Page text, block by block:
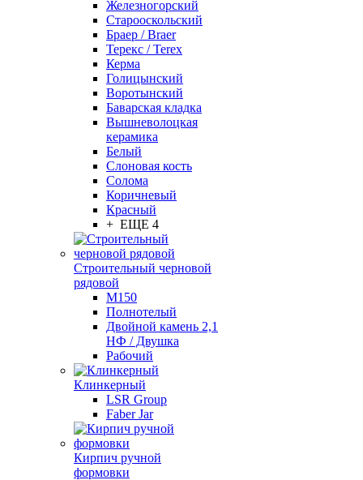
Железногорский
Старооскольский
Браер / Braer
Терекс / Terex
Керма
Голицынский
Воротынский
Баварская кладка
Вышневолоцкая
керамика
Белый
Слоновая кость
Солома
Коричневый
Красный
+ ЕЩЕ 4
Строительный черновой
рядовой
М150
Полнотелый
Двойной камень 2,1
НФ / Двушка
Рабочий
Клинкерный
LSR Group
Faber Jar
Кирпич ручной
формовки